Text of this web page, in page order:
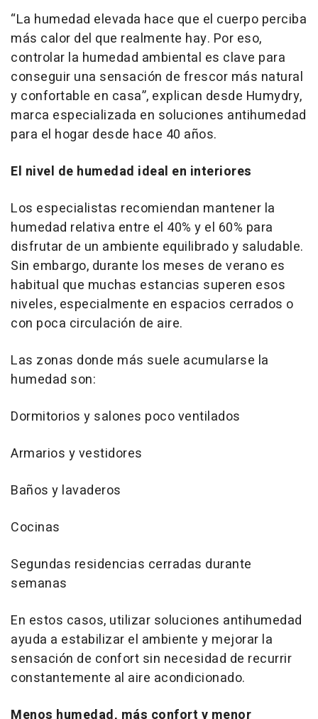
“La humedad elevada hace que el cuerpo perciba
más calor del que realmente hay. Por eso,
controlar la humedad ambiental es clave para
conseguir una sensación de frescor más natural
y confortable en casa”, explican desde Humydry,
marca especializada en soluciones antihumedad
para el hogar desde hace 40 años.
El nivel de humedad ideal en interiores
Los especialistas recomiendan mantener la
humedad relativa entre el 40% y el 60% para
disfrutar de un ambiente equilibrado y saludable.
Sin embargo, durante los meses de verano es
habitual que muchas estancias superen esos
niveles, especialmente en espacios cerrados o
con poca circulación de aire.
Las zonas donde más suele acumularse la
humedad son:
Dormitorios y salones poco ventilados
Armarios y vestidores
Baños y lavaderos
Cocinas
Segundas residencias cerradas durante
semanas
En estos casos, utilizar soluciones antihumedad
ayuda a estabilizar el ambiente y mejorar la
sensación de confort sin necesidad de recurrir
constantemente al aire acondicionado.
Menos humedad, más confort y menor